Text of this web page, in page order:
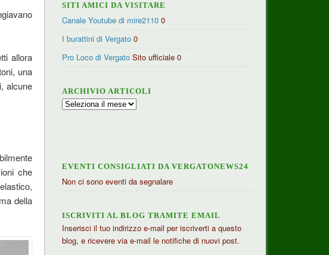
allora
una
alcune
che
della
SITI AMICI DA VISITARE
Canale Youtube di mire2110 0
I burattini di Vergato 0
Pro Loco di Vergato Sito ufficiale 0
ARCHIVIO ARTICOLI
Archivio
EVENTI CONSIGLIATI DA VERGATONEWS24
Non ci sono eventi da segnalare
ISCRIVITI AL BLOG TRAMITE EMAIL
Inserisci il tuo indirizzo e-mail per iscriverti a questo
blog, e ricevere via e-mail le notifiche di nuovi post.